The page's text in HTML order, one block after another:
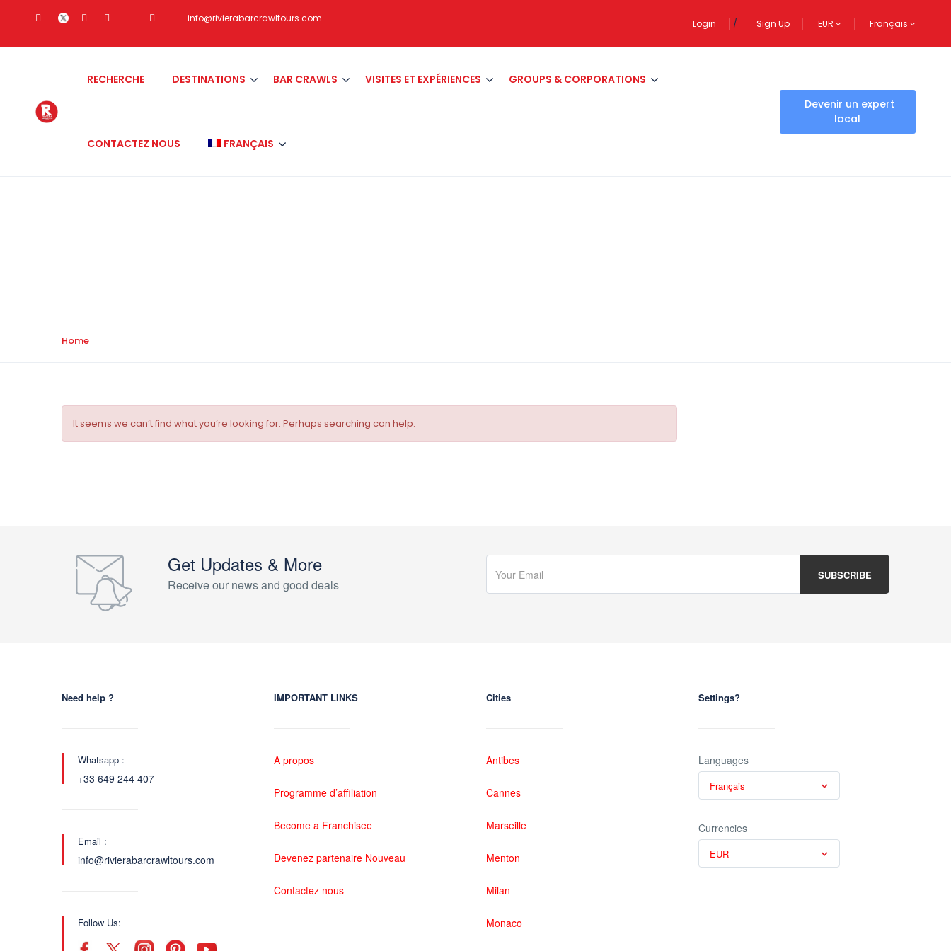
info@rivierabarcrawltours.com Login Sign Up EUR Français
RECHERCHE DESTINATIONS BAR CRAWLS VISITES ET EXPÉRIENCES GROUPS & CORPORATIONS
CONTACTEZ NOUS FRANÇAIS
Devenir un expert
local
Home
It seems we can’t find what you’re looking for. Perhaps searching can help.
Get Updates & More
Receive our news and good deals
Need help ?
Whatsapp :
+33 649 244 407
Email :
info@rivierabarcrawltours.com
Follow Us:
IMPORTANT LINKS
A propos
Programme d’affiliation
Become a Franchisee
Devenez partenaire Nouveau
Contactez nous
Cities
Antibes
Cannes
Marseille
Menton
Milan
Monaco
Settings?
Languages
Français
Currencies
EUR